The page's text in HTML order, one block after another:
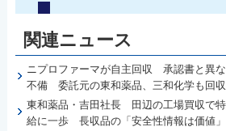
関連ニュース
ニプロファーマが自主回収 承認書と異
不備 委託元の東和薬品、三和化学も回収
東和薬品・吉田社長 田辺の工場買収で
給に一歩 長収品の「安全性情報は価値」